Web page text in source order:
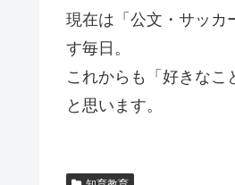
現在は「公文・サッカ
す毎日。
これからも「好きなこ
と思います。